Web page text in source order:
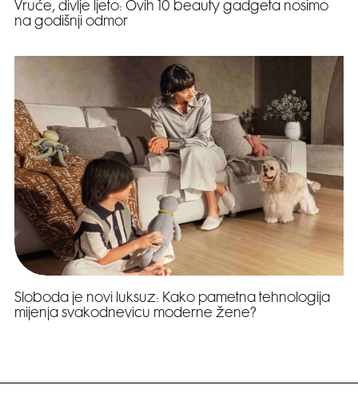
Vruće, divlje ljeto: Ovih 10 beauty gadgeta nosimo
na godišnji odmor
Sloboda je novi luksuz: Kako pametna tehnologija
mijenja svakodnevicu moderne žene?